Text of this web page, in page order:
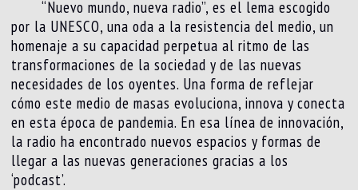
“Nuevo mundo, nueva radio”, es el lema escogido
por la UNESCO, una oda a la resistencia del medio, un
homenaje a su capacidad perpetua al ritmo de las
transformaciones de la sociedad y de las nuevas
necesidades de los oyentes. Una forma de reflejar
cómo este medio de masas evoluciona, innova y conecta
en esta época de pandemia. En esa línea de innovación,
la radio ha encontrado nuevos espacios y formas de
llegar a las nuevas generaciones gracias a los
‘podcast’.